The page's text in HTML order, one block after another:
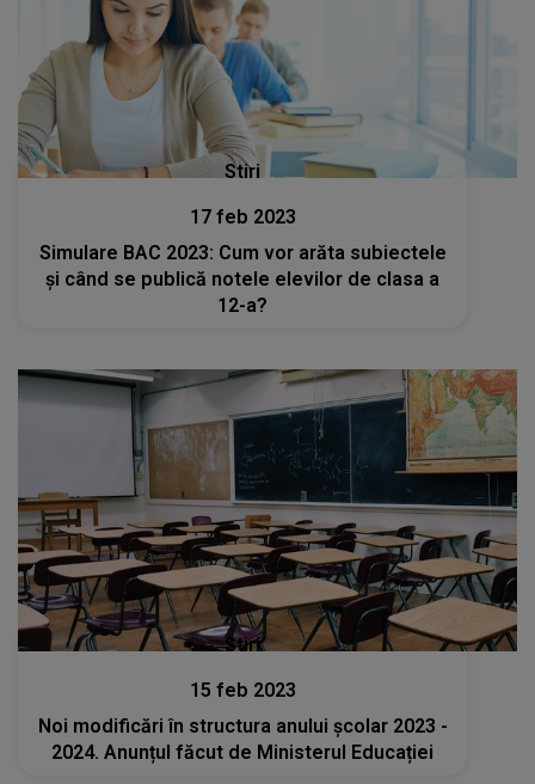
Stiri
17 feb 2023
Simulare BAC 2023: Cum vor arăta subiectele
și când se publică notele elevilor de clasa a
12-a?
Stiri
15 feb 2023
Noi modificări în structura anului școlar 2023 -
2024. Anunțul făcut de Ministerul Educației